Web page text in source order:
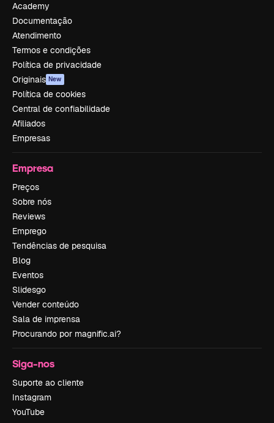
Academy
Documentação
Atendimento
Termos e condições
Política de privacidade
Originais New
Política de cookies
Central de confiabilidade
Afiliados
Empresas
Empresa
Preços
Sobre nós
Reviews
Emprego
Tendências de pesquisa
Blog
Eventos
Slidesgo
Vender conteúdo
Sala de imprensa
Procurando por magnific.ai?
Siga-nos
Suporte ao cliente
Instagram
YouTube